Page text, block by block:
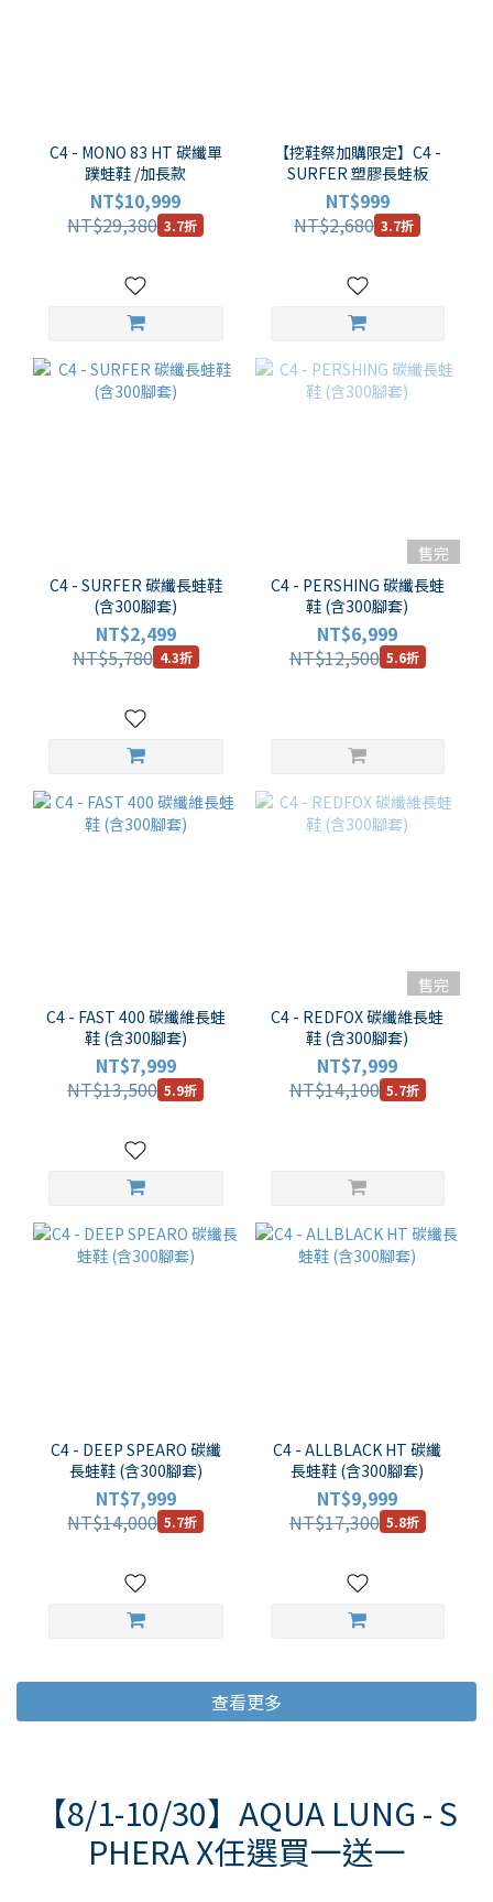
C4 - MONO 83 HT 碳纖單
蹼蛙鞋 /加長款
NT$10,999
NT$29,380 3.7折
【挖鞋祭加購限定】C4 -
SURFER 塑膠長蛙板
NT$999
NT$2,680 3.7折
C4 - SURFER 碳纖長蛙鞋
(含300腳套)
NT$2,499
NT$5,780 4.3折
售完
C4 - PERSHING 碳纖長蛙
鞋 (含300腳套)
NT$6,999
NT$12,500 5.6折
C4 - FAST 400 碳纖維長蛙
鞋 (含300腳套)
NT$7,999
NT$13,500 5.9折
售完
C4 - REDFOX 碳纖維長蛙
鞋 (含300腳套)
NT$7,999
NT$14,100 5.7折
C4 - DEEP SPEARO 碳纖
長蛙鞋 (含300腳套)
NT$7,999
NT$14,000 5.7折
C4 - ALLBLACK HT 碳纖
長蛙鞋 (含300腳套)
NT$9,999
NT$17,300 5.8折
查看更多
【8/1-10/30】AQUA LUNG - S
PHERA X任選買一送一